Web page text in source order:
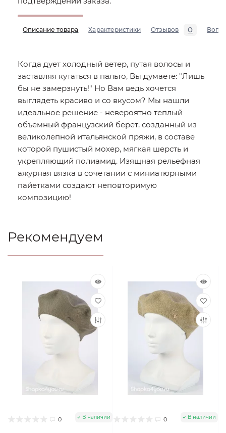
Описание товара Характеристики Отзывов 0
Когда дует холодный ветер, путая волосы и
заставляя кутаться в пальто, Вы думаете: "Лишь
бы не замерзнуть!" Но Вам ведь хочется
выглядеть красиво и со вкусом? Мы нашли
идеальное решение - невероятно теплый
объёмный французский берет, созданный из
великолепной итальянской пряжи, в составе
которой пушистый мохер, мягкая шерсть и
укрепляющий полиамид. Изящная рельефная
ажурная вязка в сочетании с миниатюрными
пайетками создают неповторимую
композицию!
Рекомендуем
0 В наличии 0 В наличии